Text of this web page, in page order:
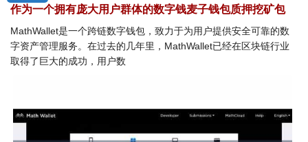
作为一个拥有庞大用户群体的数字钱麦子钱包质押挖矿包
MathWallet是一个跨链数字钱包，致力于为用户提供安全可靠的数
字资产管理服务。在过去的几年里，MathWallet已经在区块链行业
取得了巨大的成功，用户数